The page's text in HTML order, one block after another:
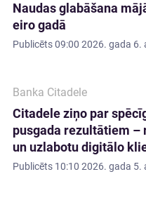
Naudas glabāšana
eiro gadā
Publicēts09:00 2026. gada 6.
Banka Citadele
Citadele ziņo par
pusgada rezultātiem
un uzlabotu digitālo
Publicēts 10:10 2026. gada 5.